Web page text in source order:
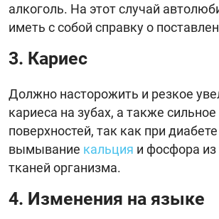
алкоголь. На этот случай
иметь с собой справку о
3. Кариес
Должно насторожить и резкое
кариеса на зубах, а также
поверхностей, так как при
вымывание кальция и фосфора
тканей организма.
4. Изменения на языке